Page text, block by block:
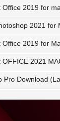
2021 for
Office 2019 for
OFFICE 2021